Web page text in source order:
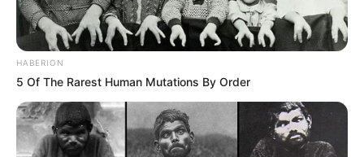
HABERION
5 Of The Rarest Human Mutations By Order